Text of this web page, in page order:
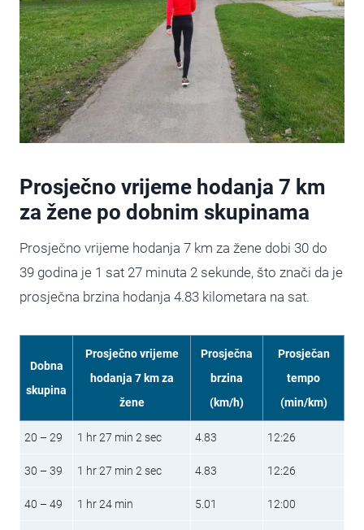
Prosječno vrijeme hodanja 7 km
za žene po dobnim skupinama
Prosječno vrijeme hodanja 7 km za žene dobi 30 do
39 godina je 1 sat 27 minuta 2 sekunde, što znači da je
prosječna brzina hodanja 4.83 kilometara na sat.
Dobna
skupina
Prosječno vrijeme
hodanja 7 km za
žene
Prosječna
brzina
(km/h)
Prosječan
tempo
(min/km)
20 – 29 1 hr 27 min 2 sec 4.83 12:26
30 – 39 1 hr 27 min 2 sec 4.83 12:26
40 – 49 1 hr 24 min 5.01 12:00